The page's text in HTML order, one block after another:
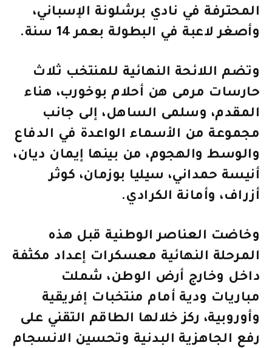
المحترفة في نادي برشلونة الإسباني،
وأصغر لاعبة في البطولة بعمر 14 سنة.
وتضم اللائحة النهائية للمنتخب ثلاث
حارسات مرمى هن أحلام بوخورب، هناء
المقدم، وسلمى الساهل، إلى جانب
مجموعة من الأسماء الواعدة في الدفاع
والوسط والهجوم، من بينها إيمان ديان،
أنيسة حمداني، سيليا بوزمان، كوثر
أزراف، وأمانة الكرادي.
وخاضت العناصر الوطنية قبل هذه
المرحلة النهائية معسكرات إعداد مكثفة
داخل وخارج أرض الوطن، شملت
مباريات ودية أمام منتخبات إفريقية
وأوروبية، ركز خلالها الطاقم التقني على
رفع الجاهزية البدنية وتحسين الانسجام